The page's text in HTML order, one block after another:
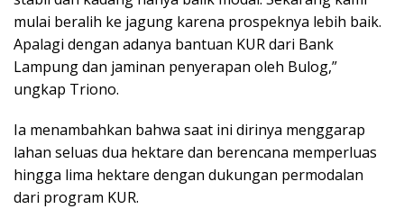
mulai beralih ke jagung karena prospeknya lebih baik.
Apalagi dengan adanya bantuan KUR dari Bank
Lampung dan jaminan penyerapan oleh Bulog,”
ungkap Triono.
Ia menambahkan bahwa saat ini dirinya menggarap
lahan seluas dua hektare dan berencana memperluas
hingga lima hektare dengan dukungan permodalan
dari program KUR.